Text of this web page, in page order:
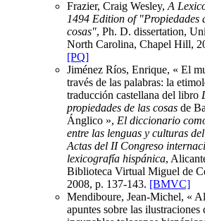
Frazier, Craig Wesley, A
1494 Edition of "Propiedades
cosas", Ph. D. dissertation,
North Carolina, Chapel Hill,
[PQ]
Jiménez Ríos, Enrique, « El
través de las palabras: la
traducción castellana del libro
propiedades de las cosas de
Ánglico », El diccionario
entre las lenguas y culturas
Actas del II Congreso
lexicografía hispánica,
Biblioteca Virtual Miguel de
2008, p. 137-143. [BMVC]
Mendiboure, Jean-Michel, «
apuntes sobre las ilustraciones